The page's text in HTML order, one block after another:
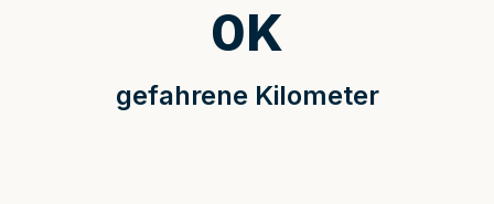
gefahrene Kilometer
0K